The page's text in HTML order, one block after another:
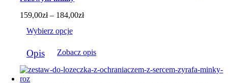
159,00zł – 184,00złZakres
do
Wybierz opcje
produkt
ma
wiele
Opis Zobacz opis